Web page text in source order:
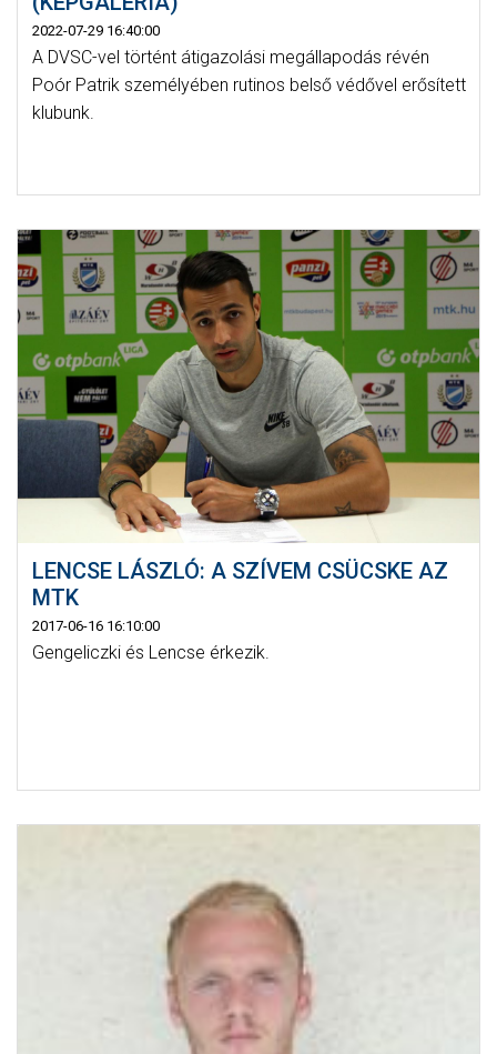
2022-07-29 16:40:00
A DVSC-vel történt átigazolási megállapodás révén
Poór Patrik személyében rutinos belső védővel erősített
klubunk.
LENCSE LÁSZLÓ: A SZÍVEM CSÜCSKE AZ
MTK
2017-06-16 16:10:00
Gengeliczki és Lencse érkezik.